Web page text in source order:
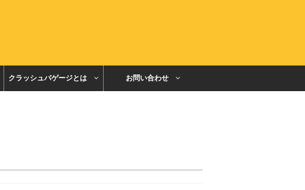
クラッシュバゲージとは お問い合わせ